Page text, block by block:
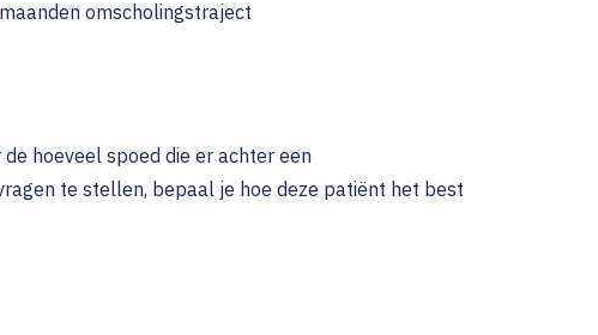
omscholingstraject
hoeveel spoed die er achter een
te stellen, bepaal je hoe deze patiënt het best